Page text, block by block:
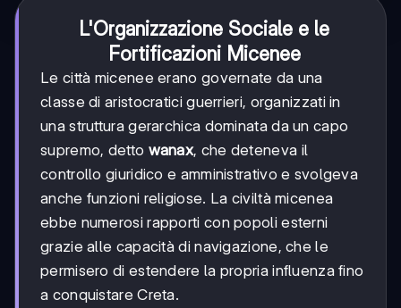
L'Organizzazione Sociale e le
Fortificazioni Micenee
Le città micenee erano governate da una
classe di aristocratici guerrieri, organizzati in
una struttura gerarchica dominata da un capo
supremo, detto wanax, che deteneva il
controllo giuridico e amministrativo e svolgeva
anche funzioni religiose. La civiltà micenea
ebbe numerosi rapporti con popoli esterni
grazie alle capacità di navigazione, che le
permisero di estendere la propria influenza fino
a conquistare Creta.